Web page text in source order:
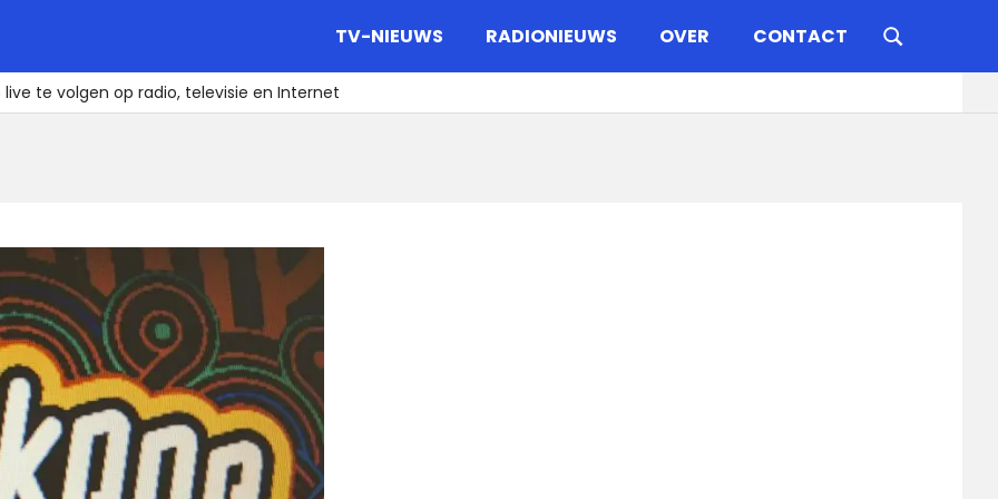
TV-NIEUWS RADIONIEUWS OVER CONTACT
live te volgen op radio, televisie en Internet